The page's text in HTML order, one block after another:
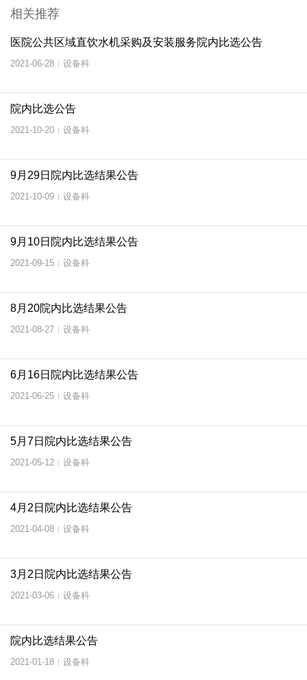
相关推荐
医院公共区域直饮水机采购及安装服务院内比选公告
2021-06-28 | 设备科
院内比选公告
2021-10-20 | 设备科
9月29日院内比选结果公告
2021-10-09 | 设备科
9月10日院内比选结果公告
2021-09-15 | 设备科
8月20院内比选结果公告
2021-08-27 | 设备科
6月16日院内比选结果公告
2021-06-25 | 设备科
5月7日院内比选结果公告
2021-05-12 | 设备科
4月2日院内比选结果公告
2021-04-08 | 设备科
3月2日院内比选结果公告
2021-03-06 | 设备科
院内比选结果公告
2021-01-18 | 设备科